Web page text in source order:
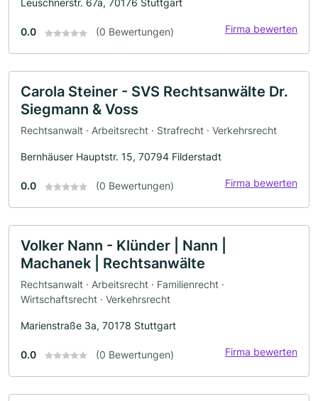
Leuschnerstr. 67a, 70176 Stuttgart
0.0 (0 Bewertungen) Firma bewerten
Carola Steiner - SVS Rechtsanwälte Dr.
Siegmann & Voss
Rechtsanwalt · Arbeitsrecht · Strafrecht · Verkehrsrecht
Bernhäuser Hauptstr. 15, 70794 Filderstadt
0.0 (0 Bewertungen) Firma bewerten
Volker Nann - Klünder | Nann |
Machanek | Rechtsanwälte
Rechtsanwalt · Arbeitsrecht · Familienrecht ·
Wirtschaftsrecht · Verkehrsrecht
Marienstraße 3a, 70178 Stuttgart
0.0 (0 Bewertungen) Firma bewerten